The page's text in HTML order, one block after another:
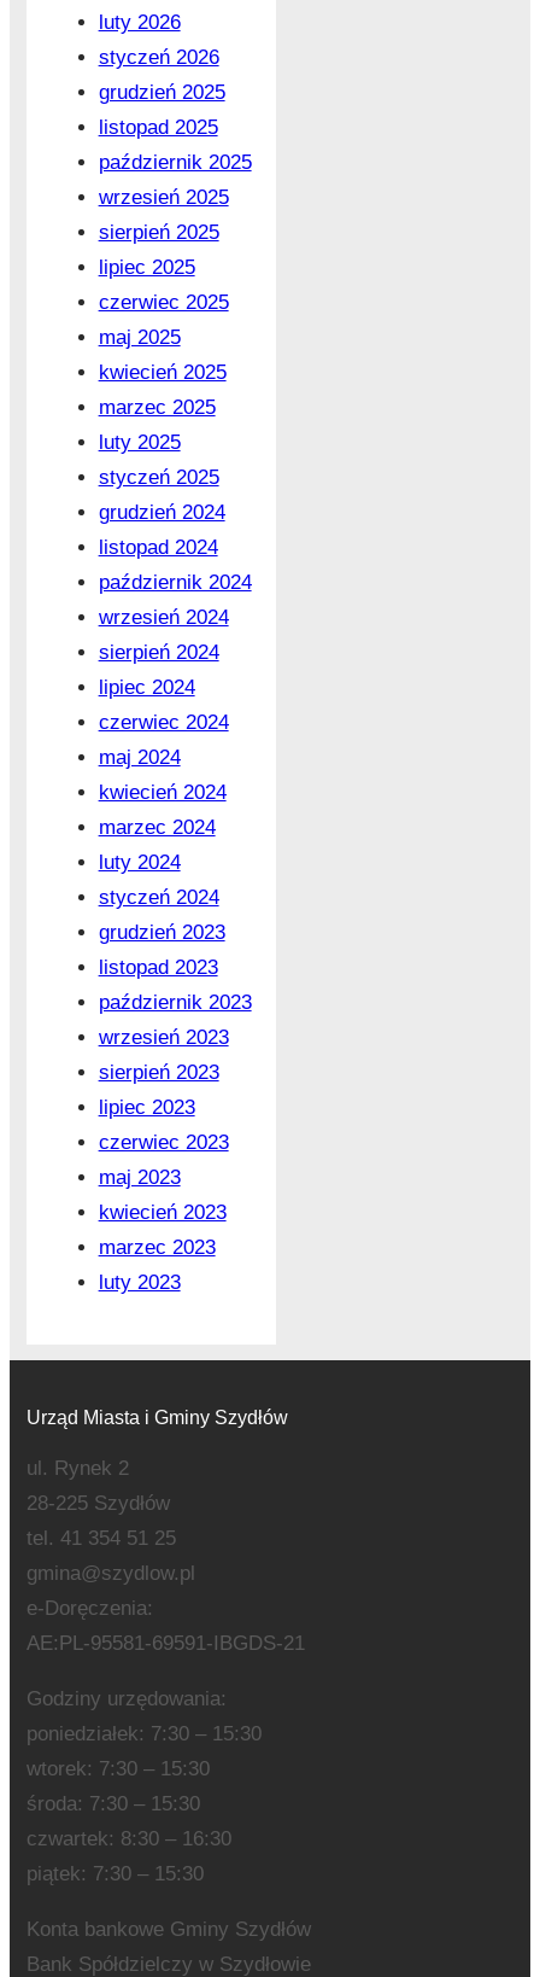
luty 2026
styczeń 2026
grudzień 2025
listopad 2025
październik 2025
wrzesień 2025
sierpień 2025
lipiec 2025
czerwiec 2025
maj 2025
kwiecień 2025
marzec 2025
luty 2025
styczeń 2025
grudzień 2024
listopad 2024
październik 2024
wrzesień 2024
sierpień 2024
lipiec 2024
czerwiec 2024
maj 2024
kwiecień 2024
marzec 2024
luty 2024
styczeń 2024
grudzień 2023
listopad 2023
październik 2023
wrzesień 2023
sierpień 2023
lipiec 2023
czerwiec 2023
maj 2023
kwiecień 2023
marzec 2023
luty 2023
Urząd Miasta i Gminy Szydłów
ul. Rynek 2
28-225 Szydłów
tel. 41 354 51 25
gmina@szydlow.pl
e-Doręczenia:
AE:PL-95581-69591-IBGDS-21
Godziny urzędowania:
poniedziałek: 7:30 – 15:30
wtorek: 7:30 – 15:30
środa: 7:30 – 15:30
czwartek: 8:30 – 16:30
piątek: 7:30 – 15:30
Konta bankowe Gminy Szydłów
Bank Spółdzielczy w Szydłowie